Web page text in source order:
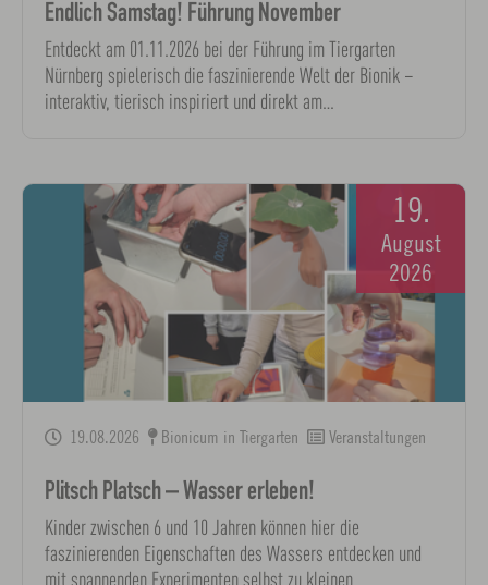
Endlich Samstag! Führung November
Entdeckt am 01.11.2026 bei der Führung im Tiergarten
Nürnberg spielerisch die faszinierende Welt der Bionik –
interaktiv, tierisch inspiriert und direkt am…
19.
August
2026
19.08.2026 Bionicum in Tiergarten Veranstaltungen
Plitsch Platsch – Wasser erleben!
Kinder zwischen 6 und 10 Jahren können hier die
faszinierenden Eigenschaften des Wassers entdecken und